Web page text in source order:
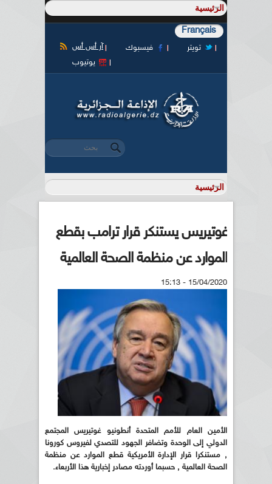
Français
آر أس أس فيسبوك
تويتر
يوتيوب
استمارة البحث
‏بحث ‏
غوتيريس يستنكر قرار ترامب بقطع
الموارد عن منظمة الصحة العالمية
15/04/2020 - 15:13
الأمين العام للأمم المتحدة أنطونيو غوتيريس المجتمع
الدولي إلى الوحدة وتضافر الجهود للتصدي لفيروس كورونا
, مستنكرا قرار الإدارة الأمريكية قطع الموارد عن منظمة
الصحة العالمية , حسبما أوردته مصادر إخبارية هذا الأربعاء.